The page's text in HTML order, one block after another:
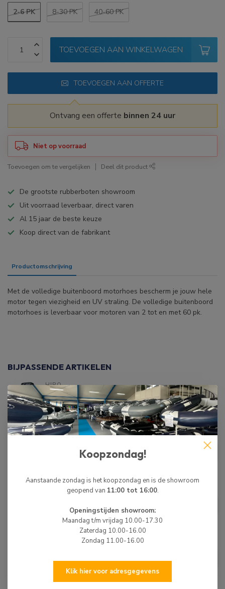
2-6 PK 8-30 PK 40-60 PK
TOEVOEGEN AAN WINKELWAGEN
TOEVOEGEN AAN OFFERTE
Ontvang een offerte binnen 24 uur
Niet op voorraad
Toevoegen om te vergelijken Deel dit product
De grootste rubberboten showroom
Uit voorraad leverbaar, direct varen
Al 15 jaar de beste keuze
Koop direct van de fabrikant
Productomschrijving
Met de volledige buitenboord motorhoes bescherm je jouw hele
motor tegen viezigheid en UV straling. De volledige buitenboord
motorhoes is leverbaar voor motoren van 2 tot en met 60 pk.
BIJPASSENDE ARTIKELEN
HIBO
HIBO PRO
Buitenboordmotorhoes
Niet op voorraad
€19,50
Niet op voorraad
Op voorraad
Niet op voorraad
Koopzondag!
Aanstaande zondag is het koopzondag en is de showroom
geopend van 11:00 tot 16:00.
Openingstijden showroom:
Maandag t/m vrijdag 10.00-17.30
Zaterdag 10.00-16.00
Zondag 11.00-16.00
Klik hier voor adresgegevens